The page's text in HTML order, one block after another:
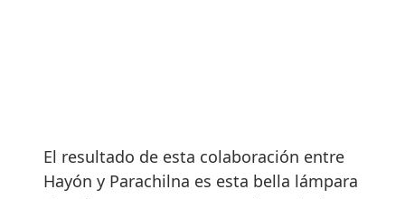
El resultado de esta colaboración entre
Hayón y Parachilna es esta bella lámpara